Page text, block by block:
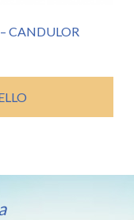
CANDULOR